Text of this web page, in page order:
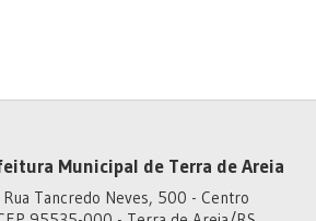
Municipal de Terra de Areia
Rua Tancredo Neves, 500 - Centro